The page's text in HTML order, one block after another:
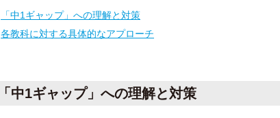
「中1ギャップ」への理解と対策
各教科に対する具体的なアプローチ
「中1ギャップ」への理解と対策